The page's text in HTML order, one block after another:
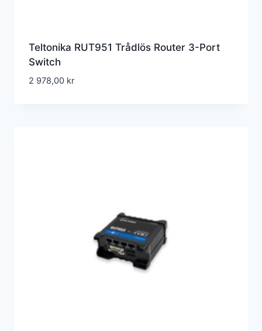
Teltonika RUT951 Trådlös Router 3-Port
Switch
2 978,00 kr